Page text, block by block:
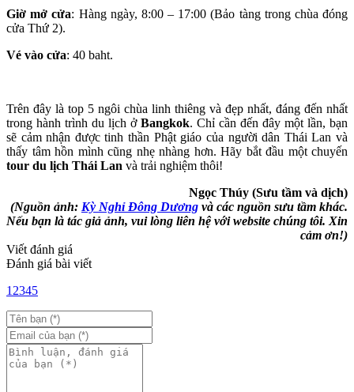
Giờ mở cửa: Hàng ngày, 8:00 – 17:00 (Bảo tàng trong chùa đóng
cửa Thứ 2).
Vé vào cửa: 40 baht.
Trên đây là top 5 ngôi chùa linh thiêng và đẹp nhất, đáng đến nhất
trong hành trình du lịch ở Bangkok. Chỉ cần đến đây một lần, bạn
sẽ cảm nhận được tinh thần Phật giáo của người dân Thái Lan và
thấy tâm hồn mình cũng nhẹ nhàng hơn. Hãy bắt đầu một chuyến
tour du lịch Thái Lan và trải nghiệm thôi!
Ngọc Thúy (Sưu tầm và dịch)
(Nguồn ảnh: Kỳ Nghỉ Đông Dương và các nguồn sưu tầm khác.
Nếu bạn là tác giả ảnh, vui lòng liên hệ với website chúng tôi. Xin
cảm ơn!)
Viết đánh giá
Đánh giá bài viết
1 2345